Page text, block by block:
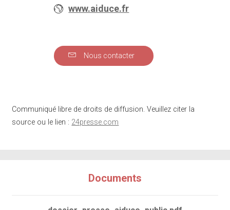
www.aiduce.fr
Nous contacter
Communiqué libre de droits de diffusion. Veuillez citer la
source ou le lien : 24presse.com
Documents